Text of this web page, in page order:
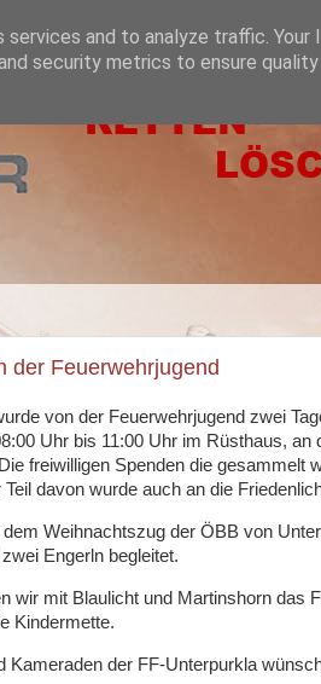
der Feuerwehrjugend
von der Feuerwehrjugend zwei
Uhr bis 11:00 Uhr im Rüsthaus,
freiwilligen Spenden die gesammelt
Teil davon wurde auch an die
Weihnachtszug der ÖBB von
Engerln begleitet.
wir mit Blaulicht und Martinshorn das
Kindermette.
Kameraden der FF-Unterpurkla
and to analyze traffic. Your
security metrics to ensure